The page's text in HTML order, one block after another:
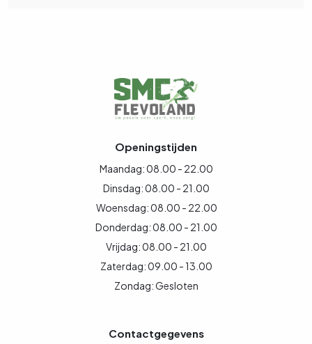
Openingstijden
Maandag: 08.00 - 22.00
Dinsdag: 08.00 - 21.00
Woensdag: 08.00 - 22.00
Donderdag: 08.00 - 21.00
Vrijdag: 08.00 - 21.00
Zaterdag: 09.00 - 13.00
Zondag: Gesloten
Contactgegevens